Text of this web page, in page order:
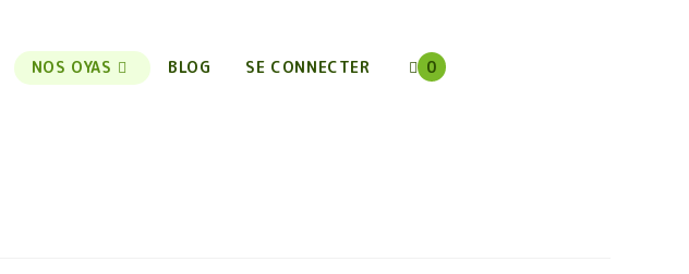
NOS OYAS BLOG SE CONNECTER 0